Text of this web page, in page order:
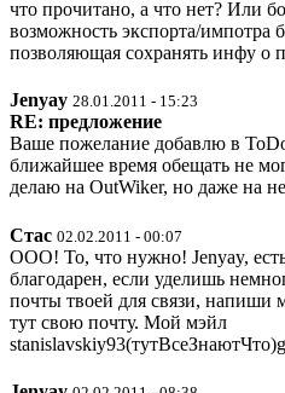
что прочитано, а что нет? Или
возможность экспорта/импотра
позволяющая сохранять инфу о
Jenyay 28.01.2011 - 15:23
RE: предложение
Ваше пожелание добавлю в
ближайшее время обещать не
делаю на OutWiker, но даже на
Стас 02.02.2011 - 00:07
ООО! То, что нужно! Jenyay,
благодарен, если уделишь
почты твоей для связи, напиши
тут свою почту. Мой мэйл